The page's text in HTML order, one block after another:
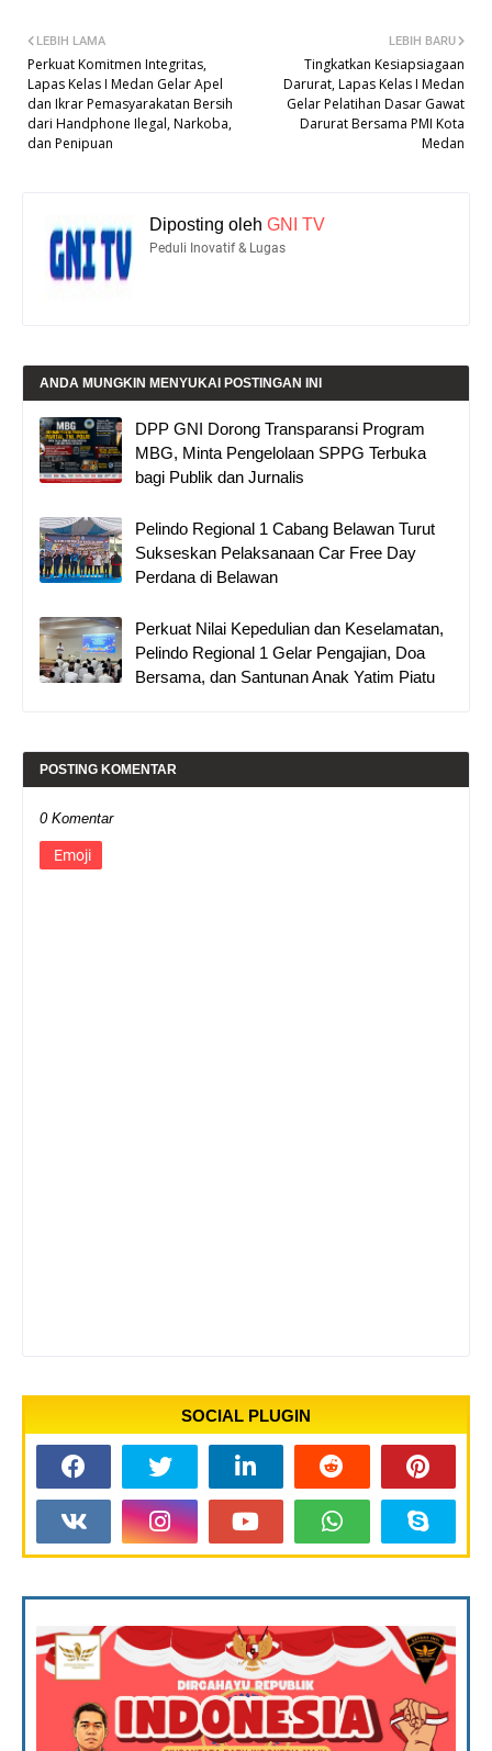
LEBIH BARU
Tingkatkan Kesiapsiagaan
Darurat, Lapas Kelas I Medan
Gelar Pelatihan Dasar Gawat
Darurat Bersama PMI Kota
Medan
LEBIH LAMA
Perkuat Komitmen Integritas,
Lapas Kelas I Medan Gelar Apel
dan Ikrar Pemasyarakatan Bersih
dari Handphone Ilegal, Narkoba,
dan Penipuan
Diposting oleh GNI TV
Peduli Inovatif & Lugas
ANDA MUNGKIN MENYUKAI POSTINGAN INI
DPP GNI Dorong Transparansi Program
MBG, Minta Pengelolaan SPPG Terbuka
bagi Publik dan Jurnalis
Pelindo Regional 1 Cabang Belawan Turut
Sukseskan Pelaksanaan Car Free Day
Perdana di Belawan
Perkuat Nilai Kepedulian dan Keselamatan,
Pelindo Regional 1 Gelar Pengajian, Doa
Bersama, dan Santunan Anak Yatim Piatu
POSTING KOMENTAR
0 Komentar
Emoji
SOCIAL PLUGIN